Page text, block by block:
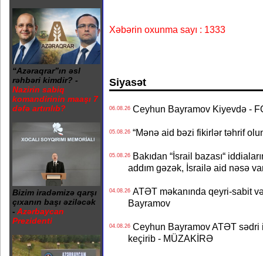
“Azəraqrar”ın əsl
rəhbəri kimdir? -
Nazirin sabiq
komandirinin maaşı 7
dəfə artırılıb?
Bizim iradəmizə qarşı
çıxanın başı əziləcək
- Azərbaycan
Prezidenti
Xəbərin oxunma sayı : 1333
Siyasət
06.08.26Ceyhun Bayramov Kiyevdə -
05.08.26“Mənə aid bəzi fikirlər təhrif
05.08.26Bakıdan “İsrail bazası“
addım gəzək, İsrailə aid nəsə
04.08.26ATƏT məkanında qeyri-sabit
Bayramov
04.08.26Ceyhun Bayramov ATƏT sədri
keçirib - MÜZAKİRƏ